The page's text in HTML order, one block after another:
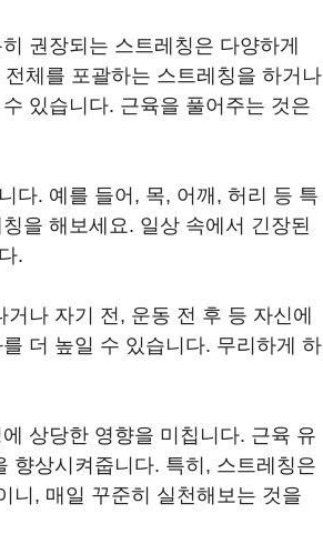
권장되는 스트레칭은 다양하게
체를 포괄하는 스트레칭을 하거나
있습니다. 근육을 풀어주는 것은
다. 예를 들어, 목, 어깨, 허리 등 특
을 해보세요. 일상 속에서 긴장된
.
나 자기 전, 운동 전 후 등 자신에
더 높일 수 있습니다. 무리하게 하
상당한 영향을 미칩니다. 근육 유
향상시켜줍니다. 특히, 스트레칭은
니, 매일 꾸준히 실천해보는 것을